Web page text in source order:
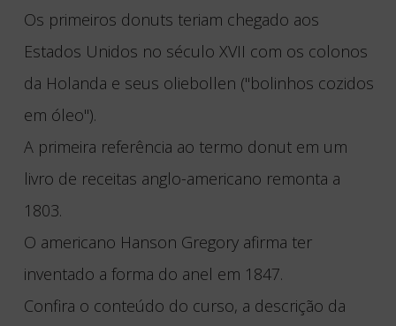
Os primeiros donuts teriam chegado aos
Estados Unidos no século XVII com os colonos
da Holanda e seus oliebollen ("bolinhos cozidos
em óleo").
A primeira referência ao termo donut em um
livro de receitas anglo-americano remonta a
1803.
O americano Hanson Gregory afirma ter
inventado a forma do anel em 1847.
Confira o conteúdo do curso, a descrição da